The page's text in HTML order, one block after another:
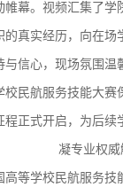
幕。视频汇集了
真实经历，向在
信心，现场氛围温
民航服务技能大
正式开启，为后续
凝专业权
高等学校民航服务